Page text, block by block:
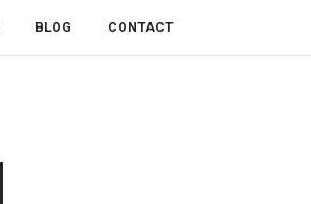
BLOG CONTACT